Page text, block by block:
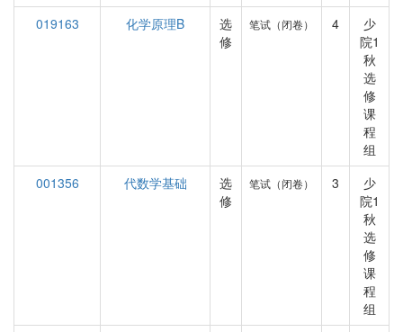
019163
化学原理B
选
修
笔试（闭卷） 4
少
院1
秋
选
修
课
程
组
001356
代数学基础
选
修
笔试（闭卷） 3
少
院1
秋
选
修
课
程
组